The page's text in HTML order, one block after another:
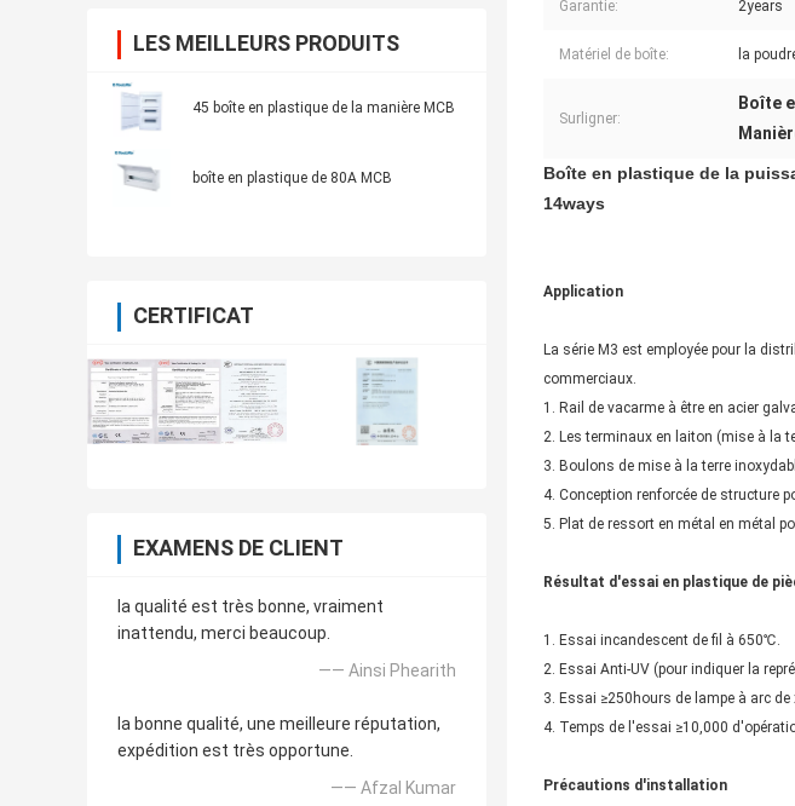
LES MEILLEURS PRODUITS
45 boîte en plastique de la manière MCB
boîte en plastique de 80A MCB
CERTIFICAT
EXAMENS DE CLIENT
la qualité est très bonne, vraiment
inattendu, merci beaucoup.
—— Ainsi Phearith
la bonne qualité, une meilleure réputation,
expédition est très opportune.
—— Afzal Kumar
Garantie: 2years
Matériel de boîte: la
Surligner:
Boîte
Boîte en plastique de la
14ways
Application
La série M3 est employée pour la
commerciaux.
1. Rail de vacarme à être en acier
2. Les terminaux en laiton (mise à la
3. Boulons de mise à la terre
4. Conception renforcée de structure
5. Plat de ressort en métal en métal
Résultat d'essai en plastique de
1. Essai incandescent de fil à 650℃.
2. Essai Anti-UV (pour indiquer la
3. Essai ≥250hours de lampe à arc de
4. Temps de l'essai ≥10,000
Précautions d'installation